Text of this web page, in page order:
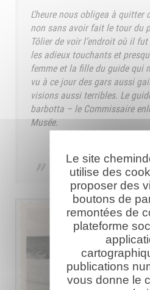
L’heure nous obligea à quitter
non sans avoir fait le tour du
Tôlier de voir l’endroit où il
les adieux touchants et
femme et la fille du guide qui
vu à ce jour des gars aussi
visions aussi terribles. Le
barbotta – le Commissaire
Musée.
Le site
utilise des
proposer des
boutons de
remontées de
plateforme
publications
vous donne le